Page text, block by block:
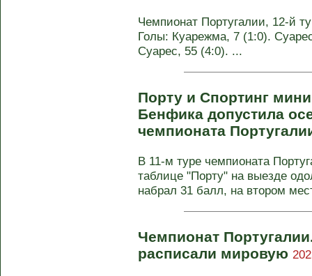
Чемпионат Португалии, 12-й
Голы: Куарежма, 7 (1:0).
Суарес, 55 (4:0). ...
Порту и Спортинг
Бенфика допустила
чемпионата
В 11-м туре чемпионата
таблице "Порту" на выезде
набрал 31 балл, на втором
Чемпионат
расписали мировую